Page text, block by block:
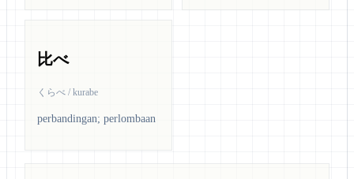
比べ
くらべ / kurabe
perbandingan; perlombaan